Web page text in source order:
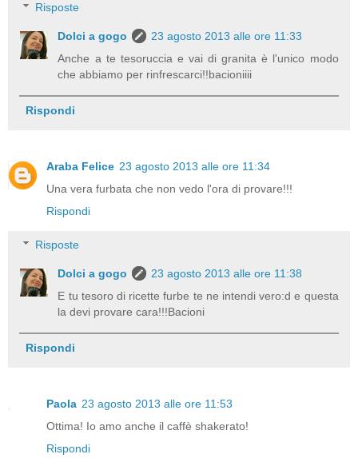
Risposte
Dolci a gogo
23 agosto 2013 alle ore 11:33
Anche a te tesoruccia e vai di granita è l'unico modo
che abbiamo per rinfrescarci!!bacioniiii
Rispondi
Araba Felice 23 agosto 2013 alle ore 11:34
Una vera furbata che non vedo l'ora di provare!!!
Rispondi
Risposte
Dolci a gogo
23 agosto 2013 alle ore 11:38
E tu tesoro di ricette furbe te ne intendi vero:d e questa
la devi provare cara!!!Bacioni
Rispondi
Paola 23 agosto 2013 alle ore 11:53
Ottima! Io amo anche il caffè shakerato!
Rispondi